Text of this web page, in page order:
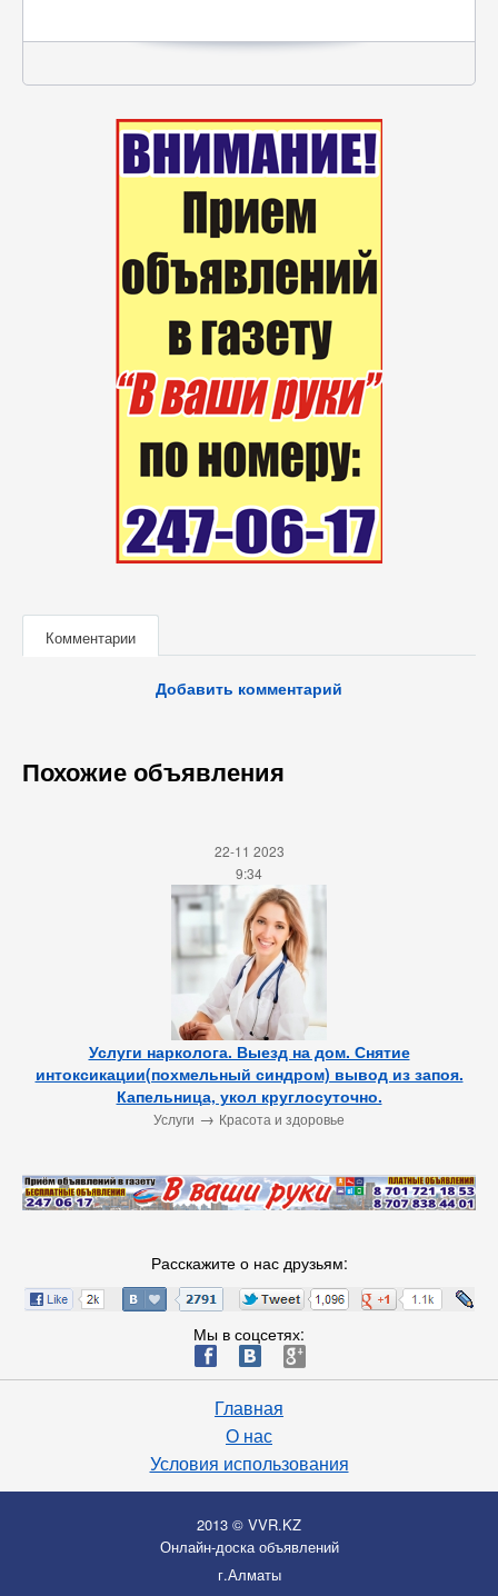
Комментарии
Добавить комментарий
Похожие объявления
22-11 2023
9:34
Услуги нарколога. Выезд на дом. Снятие
интоксикации(похмельный синдром) вывод из запоя.
Капельница, укол круглосуточно.
Услуги → Красота и здоровье
Расскажите о нас друзьям:
Мы в соцсетях:
ä æ è
Главная
О нас
Условия использования
2013 © VVR.KZ
Онлайн-доска объявлений
г.Алматы